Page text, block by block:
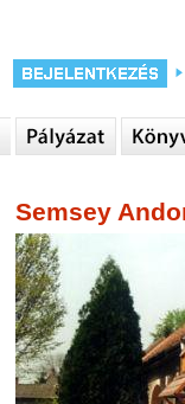
Semsey